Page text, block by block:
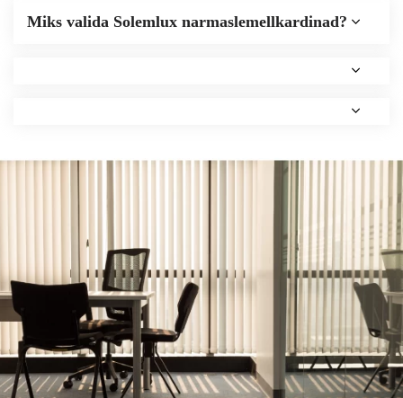
Miks valida Solemlux narmaslemellkardinad?